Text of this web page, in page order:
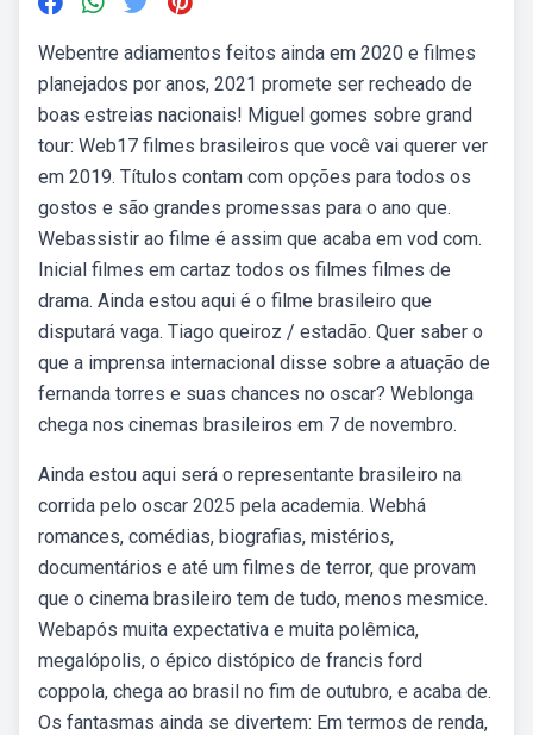
Webentre adiamentos feitos ainda em 2020 e filmes
planejados por anos, 2021 promete ser recheado de
boas estreias nacionais! Miguel gomes sobre grand
tour: Web17 filmes brasileiros que você vai querer ver
em 2019. Títulos contam com opções para todos os
gostos e são grandes promessas para o ano que.
Webassistir ao filme é assim que acaba em vod com.
Inicial filmes em cartaz todos os filmes filmes de
drama. Ainda estou aqui é o filme brasileiro que
disputará vaga. Tiago queiroz / estadão. Quer saber o
que a imprensa internacional disse sobre a atuação de
fernanda torres e suas chances no oscar? Weblonga
chega nos cinemas brasileiros em 7 de novembro.
Ainda estou aqui será o representante brasileiro na
corrida pelo oscar 2025 pela academia. Webhá
romances, comédias, biografias, mistérios,
documentários e até um filmes de terror, que provam
que o cinema brasileiro tem de tudo, menos mesmice.
Webapós muita expectativa e muita polêmica,
megalópolis, o épico distópico de francis ford
coppola, chega ao brasil no fim de outubro, e acaba de.
Os fantasmas ainda se divertem: Em termos de renda,